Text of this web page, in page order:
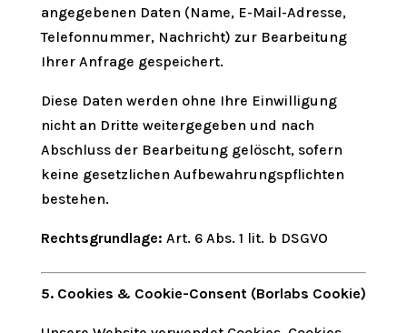
angegebenen Daten (Name, E-Mail-Adresse,
Telefonnummer, Nachricht) zur Bearbeitung
Ihrer Anfrage gespeichert.
Diese Daten werden ohne Ihre Einwilligung
nicht an Dritte weitergegeben und nach
Abschluss der Bearbeitung gelöscht, sofern
keine gesetzlichen Aufbewahrungspflichten
bestehen.
Rechtsgrundlage: Art. 6 Abs. 1 lit. b DSGVO
5. Cookies & Cookie-Consent (Borlabs Cookie)